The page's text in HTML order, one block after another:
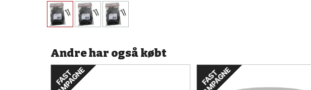
Andre har også købt